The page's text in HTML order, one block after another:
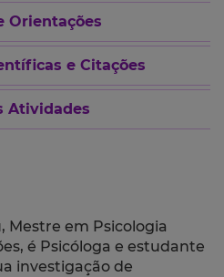
Orientações
e Citações
Atividades
Mestre em Psicologia
é Psicóloga e estudante
investigação de